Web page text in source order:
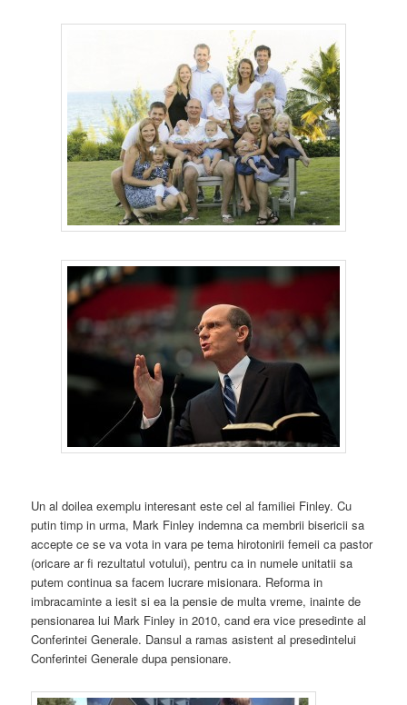
Un al doilea exemplu interesant este cel al familiei Finley. Cu
putin timp in urma, Mark Finley indemna ca membrii bisericii sa
accepte ce se va vota in vara pe tema hirotonirii femeii ca pastor
(oricare ar fi rezultatul votului), pentru ca in numele unitatii sa
putem continua sa facem lucrare misionara. Reforma in
imbracaminte a iesit si ea la pensie de multa vreme, inainte de
pensionarea lui Mark Finley in 2010, cand era vice presedinte al
Conferintei Generale. Dansul a ramas asistent al presedintelui
Conferintei Generale dupa pensionare.